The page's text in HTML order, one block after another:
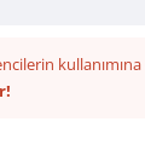
kullanımına